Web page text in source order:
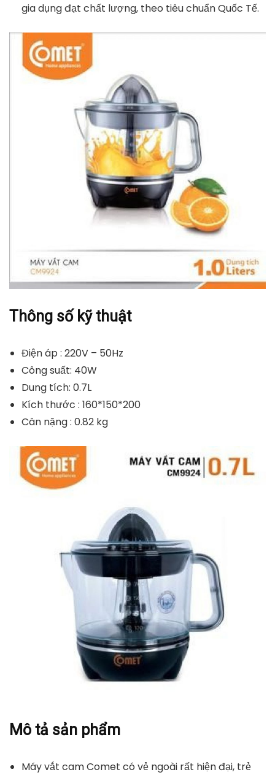
gia dụng đạt chất lượng, theo tiêu chuẩn Quốc Tế.
Thông số kỹ thuật
Điện áp : 220V – 50Hz
Công suất: 40W
Dung tích: 0.7L
Kích thước : 160*150*200
Cân nặng : 0.82 kg
Mô tả sản phẩm
Máy vắt cam Comet có vẻ ngoài rất hiện đại, trẻ